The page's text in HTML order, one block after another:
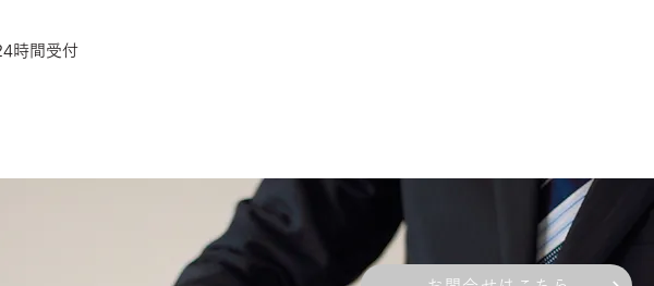
時間受付